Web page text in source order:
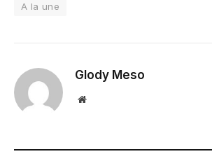
A la une
Glody Meso
Website